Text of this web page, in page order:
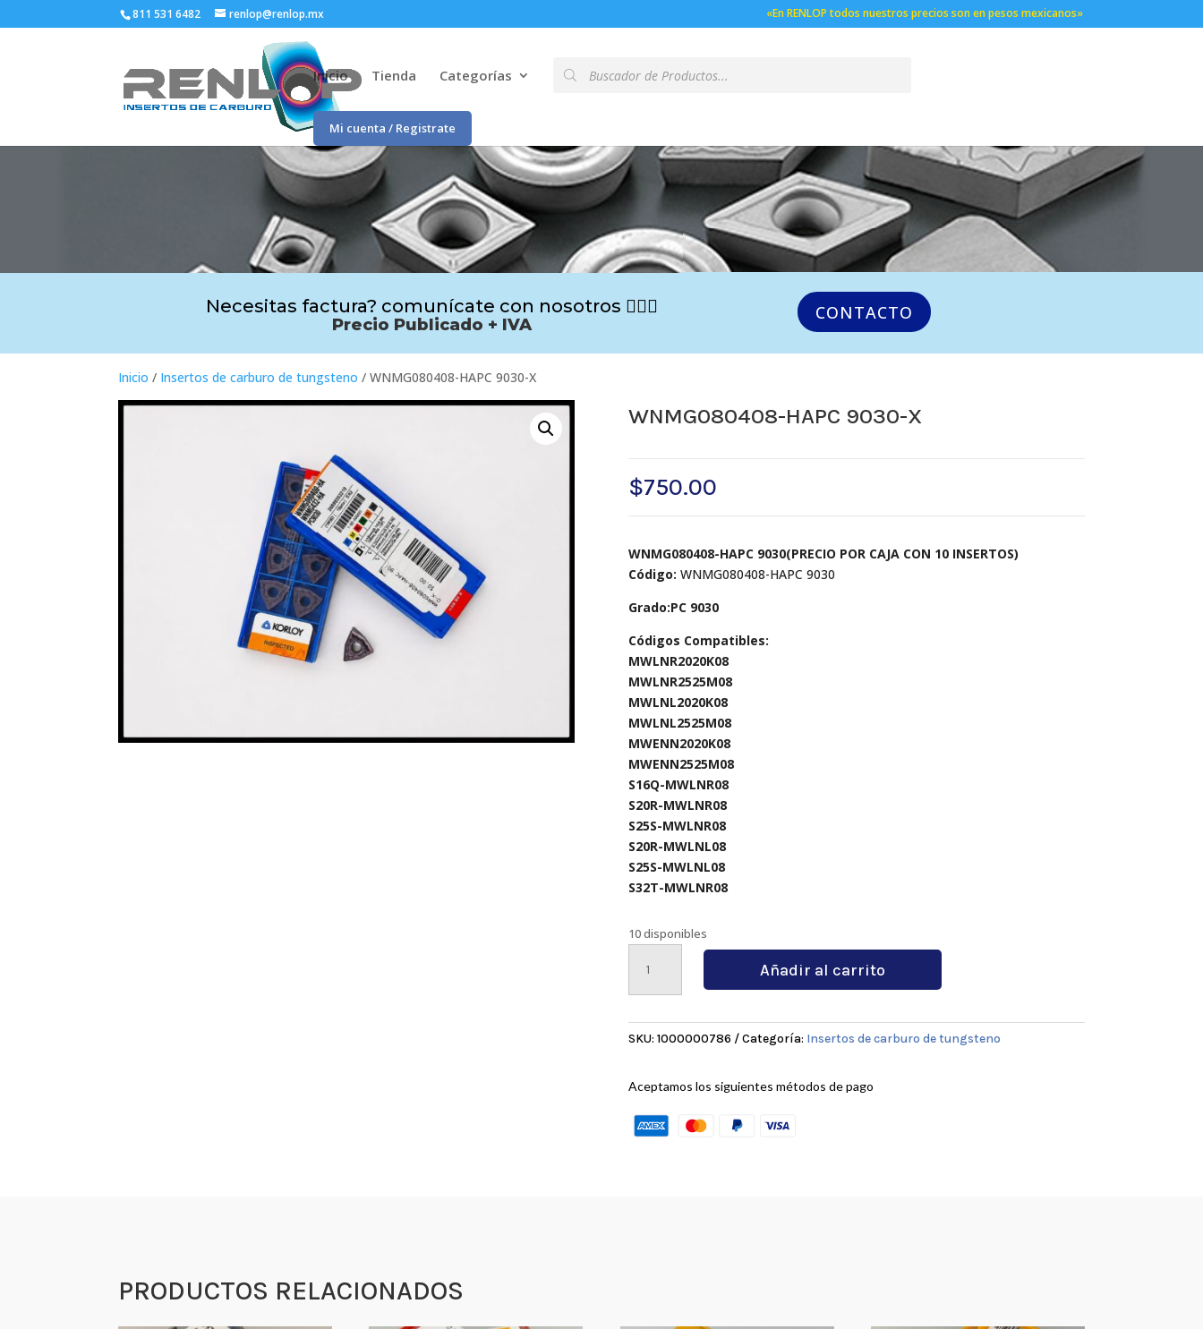
811 531 6482 renlop@renlop.mx «En RENLOP todos nuestros precios son en pesos mexicanos»
Inicio Tienda Categorías de
productos
Mi cuenta / Registrate
Necesitas factura? comunícate con nosotros 🙋🏻‍♂️
Precio Publicado + IVA
CONTACTO
Inicio / Insertos de carburo de tungsteno / WNMG080408-HAPC 9030-X
WNMG080408-HAPC 9030-X
$750.00
WNMG080408-HAPC 9030(PRECIO POR CAJA CON 10 INSERTOS)
Código: WNMG080408-HAPC 9030
Grado:PC 9030
Códigos Compatibles:
MWLNR2020K08
MWLNR2525M08
MWLNL2020K08
MWLNL2525M08
MWENN2020K08
MWENN2525M08
S16Q-MWLNR08
S20R-MWLNR08
S25S-MWLNR08
S20R-MWLNL08
S25S-MWLNL08
S32T-MWLNR08
10 disponibles
WNMG080408-
HAPC
9030-
cantidad
Añadir al carrito
SKU: 1000000786 Categoría: Insertos de carburo de tungsteno
Aceptamos los siguientes métodos de pago
PRODUCTOS RELACIONADOS